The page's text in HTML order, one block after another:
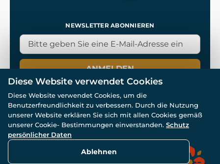
NEWSLETTER ABONNIEREN
ANMELDEN
© Alle Rechte vorbehalten. www.wulflund.de 2007-2026.
Powered by
Diese Website verwendet Cookies
Diese Website verwendet Cookies, um die
Benutzerfreundlichkeit zu verbessern. Durch die Nutzung
unserer Website erklären Sie sich mit allen Cookies gemäß
unserer Cookie- Bestimmungen einverstanden. Schutz
persönlicher Daten
Ablehnen